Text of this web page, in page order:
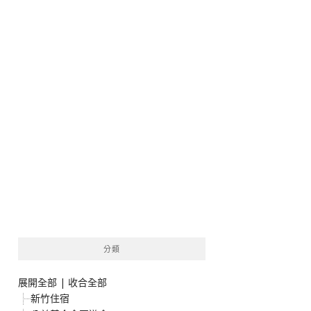
分類
展開全部 | 收合全部
新竹住宿